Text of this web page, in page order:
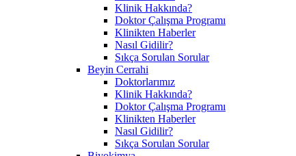
Klinik Hakkında?
Doktor Çalışma Programı
Klinikten Haberler
Nasıl Gidilir?
Sıkça Sorulan Sorular
Beyin Cerrahi
Doktorlarımız
Klinik Hakkında?
Doktor Çalışma Programı
Klinikten Haberler
Nasıl Gidilir?
Sıkça Sorulan Sorular